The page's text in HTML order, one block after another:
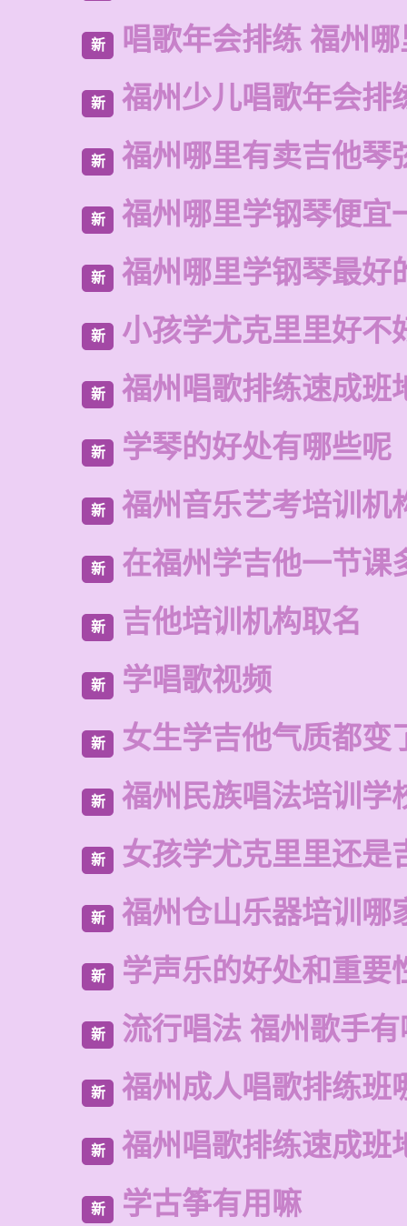
新 唱歌年会排练 福州
新 福州少儿唱歌年会排
新 福州哪里有卖吉他琴
新 福州哪里学钢琴便宜
新 福州哪里学钢琴最好
新 小孩学尤克里里好不
新 福州唱歌排练速成班
新 学琴的好处有哪些呢
新 福州音乐艺考培训机
新 在福州学吉他一节课
新 吉他培训机构取名
新 学唱歌视频
新 女生学吉他气质都变
新 福州民族唱法培训学
新 女孩学尤克里里还是
新 福州仓山乐器培训哪
新 学声乐的好处和重要
新 流行唱法 福州歌手
新 福州成人唱歌排练班
新 福州唱歌排练速成班
新 学古筝有用嘛